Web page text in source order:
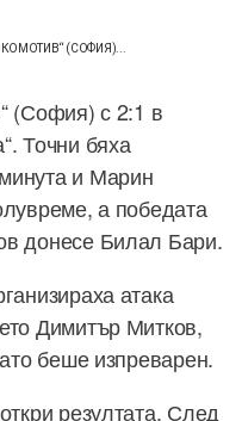
(СОФИЯ)...
(София) с 2:1 в
Точни бяха
и Марин
а победата
донесе Билал Бари.
атака
Димитър Митков,
беше изпреварен.
резултата. След